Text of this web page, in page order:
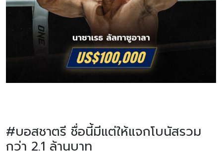
#บอสชาตรี ชื่อนี้มีแต่ให้แจกโบนัสรวม
กว่า 2.1 ล้านบาท